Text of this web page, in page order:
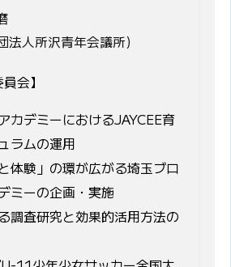
法人所沢青年会議所)
会】
カデミーにおけるJAYCEE育
ラムの運用
体験」の環が広がる埼玉ブロ
ミーの企画・実施
調査研究と効果的活用方法の